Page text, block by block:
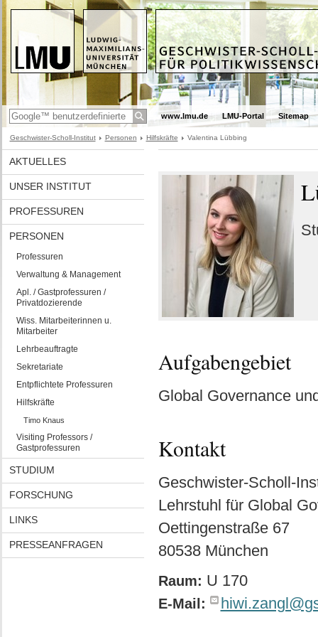
www.lmu.de LMU-Portal Sitemap
Geschwister-Scholl-Institut Personen Hilfskräfte Valentina Lübbing
AKTUELLES
UNSER INSTITUT
PROFESSUREN
PERSONEN
Professuren
Verwaltung & Management
Apl. / Gastprofessuren /
Privatdozierende
Wiss. Mitarbeiterinnen u.
Mitarbeiter
Lehrbeauftragte
Sekretariate
Entpflichtete Professuren
Hilfskräfte
Timo Knaus
Visiting Professors /
Gastprofessuren
STUDIUM
FORSCHUNG
LINKS
PRESSEANFRAGEN
Aufgabengebiet
Global Governance
Kontakt
Geschwister-Scholl-
Lehrstuhl für Global
Oettingenstraße 67
80538 München
Raum: U 170
E-Mail: